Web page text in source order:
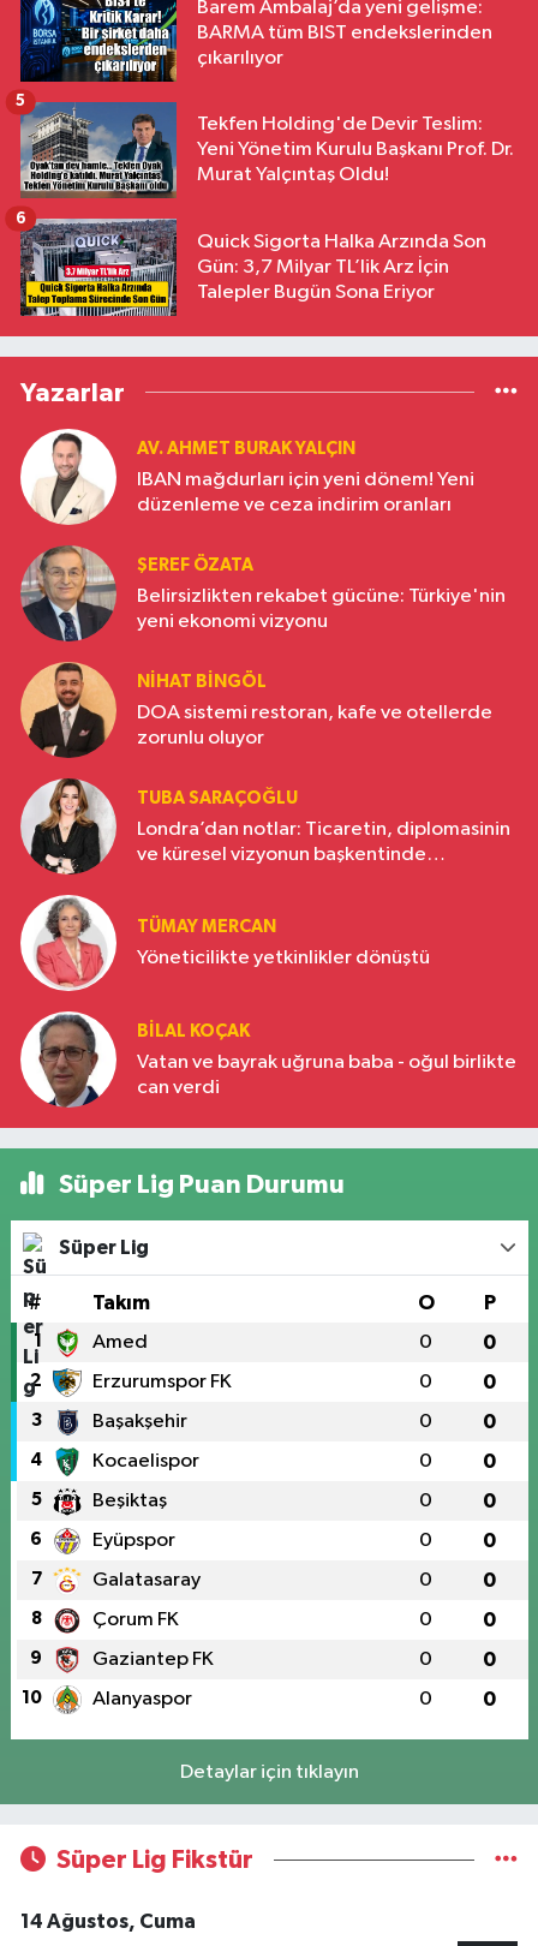
Barem Ambalaj’da yeni gelişme:
BARMA tüm BIST endekslerinden
çıkarılıyor
Tekfen Holding'de Devir Teslim:
Yeni Yönetim Kurulu Başkanı Prof. Dr.
Murat Yalçıntaş Oldu!
5
Quick Sigorta Halka Arzında Son
Gün: 3,7 Milyar TL’lik Arz İçin
Talepler Bugün Sona Eriyor
6
Yazarlar
AV. AHMET BURAK YALÇIN
IBAN mağdurları için yeni dönem! Yeni
düzenleme ve ceza indirim oranları
ŞEREF ÖZATA
Belirsizlikten rekabet gücüne: Türkiye'nin
yeni ekonomi vizyonu
NIHAT BINGÖL
DOA sistemi restoran, kafe ve otellerde
zorunlu oluyor
TUBA SARAÇOĞLU
Londra’dan notlar: Ticaretin, diplomasinin
ve küresel vizyonun başkentinde
TÜMAY MERCAN
Yöneticilikte yetkinlikler dönüştü
BILAL KOÇAK
Vatan ve bayrak uğruna baba - oğul birlikte
can verdi
Süper Lig Puan Durumu
Süper Lig
# Takım O P
1 Amed 0 0
2 Erzurumspor FK 0 0
3 Başakşehir 0 0
4 Kocaelispor 0 0
5 Beşiktaş 0 0
6 Eyüpspor 0 0
7 Galatasaray 0 0
8 Çorum FK 0 0
9 Gaziantep FK 0 0
10 Alanyaspor 0 0
Detaylar için tıklayın
Süper Lig Fikstür
14 Ağustos, Cuma